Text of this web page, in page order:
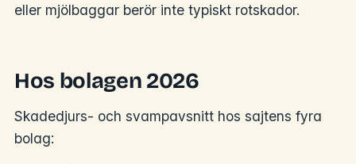
eller mjölbaggar berör inte typiskt rotskador.
Hos bolagen 2026
Skadedjurs- och svampavsnitt hos sajtens fyra
bolag: